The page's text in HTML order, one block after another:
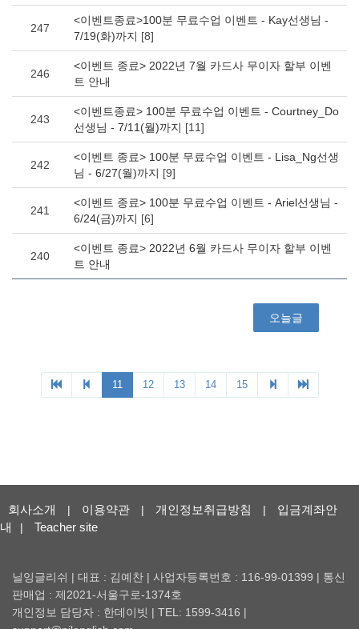
회사소개 | 이용약관 | 개인정보취급방침 |
입금계좌안
내
| Teacher site
닐잉글리쉬 | 대표 : 김예찬 | 사업자등록번호 : 116-99-01399 | 통신
판매업 : 제2021-서울구로-1374호
개인정보 담당자 : 한데이빗 | TEL: 1599-3416 |